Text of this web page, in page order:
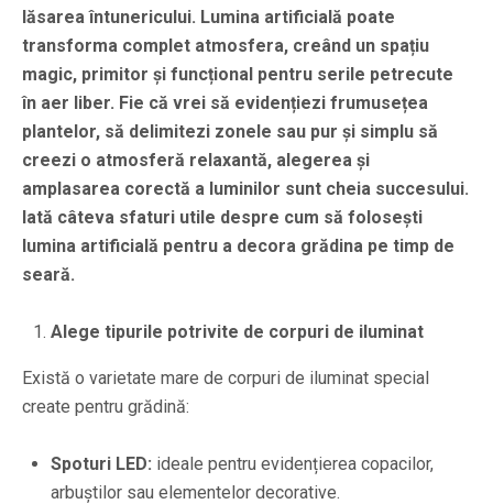
lăsarea întunericului. Lumina artificială poate
transforma complet atmosfera, creând un spațiu
magic, primitor și funcțional pentru serile petrecute
în aer liber. Fie că vrei să evidențiezi frumusețea
plantelor, să delimitezi zonele sau pur și simplu să
creezi o atmosferă relaxantă, alegerea și
amplasarea corectă a luminilor sunt cheia succesului.
Iată câteva sfaturi utile despre cum să folosești
lumina artificială pentru a decora grădina pe timp de
seară.
Alege tipurile potrivite de corpuri de iluminat
Există o varietate mare de corpuri de iluminat special
create pentru grădină:
Spoturi LED: ideale pentru evidențierea copacilor,
arbuștilor sau elementelor decorative.